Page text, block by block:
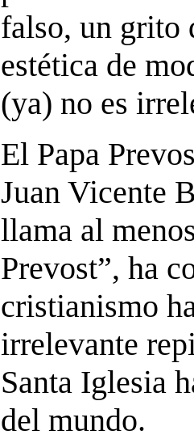
falso, un grito
estética de
(ya) no es
El Papa
Juan Vicente
llama al
Prevost”, ha
cristianismo
irrelevante
Santa Iglesia
del mundo.